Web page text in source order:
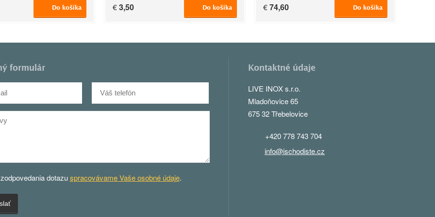
Do košíka Do košíka
€3,50 Do košíka
€74,60
formulár
dotazuspracovávame Vaše osobné údaje.
Kontaktné údaje
LIVE INOX s.r.o.
Mladoňovice 65
675 32 Třebelovice
+420 778 743 704
info@ischodiste.cz